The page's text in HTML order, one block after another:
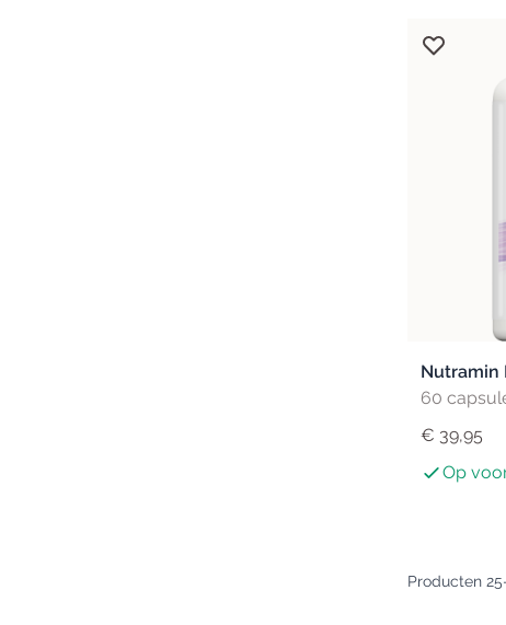
Nutramin
60
€ 39,95
Op
Producten 25